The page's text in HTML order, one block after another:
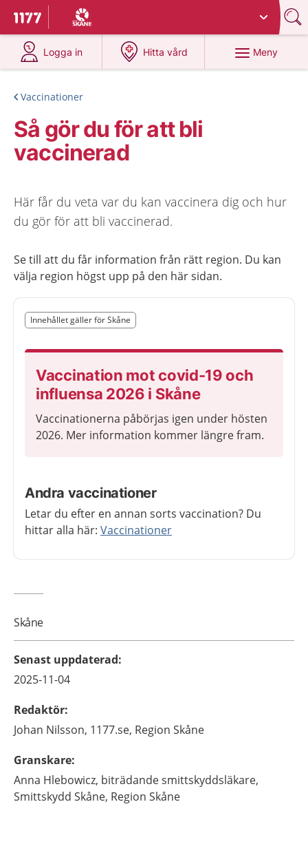
Till startsidan för 1177
Du har valt region
Logga in
på 1177.se
Hitta vård
på 1177.se
Meny
Vaccinationer
Så gör du för att bli
vaccinerad
Här får du veta var du kan vaccinera dig och hur
du gör för att bli vaccinerad.
Se till att du får information från rätt region. Du kan
välja region högst upp på den här sidan.
Nedan innehåll gäller region Skåne
Innehållet gäller för Skåne
Vaccination mot covid-19 och
influensa 2026 i Skåne
Vaccinationerna påbörjas igen under hösten
2026. Mer information kommer längre fram.
Andra vaccinationer
Letar du efter en annan sorts vaccination? Du
hittar alla här: Vaccinationer
Slut på det regionala tillägget från region Skåne
Skåne
Senast uppdaterad:
2025-11-04
Redaktör:
Johan Nilsson, 1177.se, Region Skåne
Granskare:
Anna Hlebowicz, biträdande smittskyddsläkare,
Smittskydd Skåne, Region Skåne